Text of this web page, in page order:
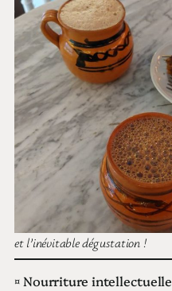
et l’inévitable dégustation !
¤ Nourriture intellectuelle